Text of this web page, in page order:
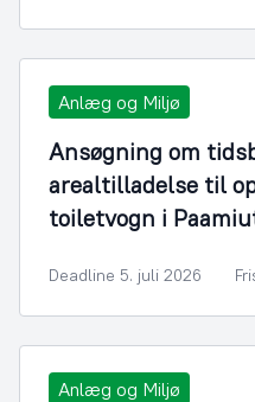
Anlæg og Miljø
Ansøgning om
arealtilladelse til
toiletvogn i
Deadline 5. juli 2026
Anlæg og Miljø